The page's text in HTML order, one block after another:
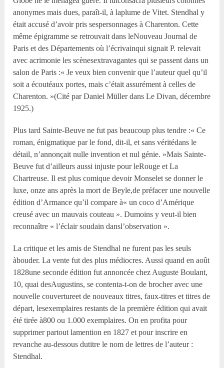
anonymes mais dues, paraît-il, à laplume de Vitet. Stendhal y
était accusé d’avoir pris sespersonnages à Charenton. Cette
même épigramme se retrouvait dans leNouveau Journal de
Paris et des Départements où l’écrivainqui signait P. relevait
avec acrimonie les scènesextravagantes qui se passent dans un
salon de Paris :« Je veux bien convenir que l’auteur quel qu’il
soit a écoutéaux portes, mais c’était assurément à celles de
Charenton. »(Cité par Daniel Müller dans Le Divan, décembre
1925.)
Plus tard Sainte-Beuve ne fut pas beaucoup plus tendre :« Ce
roman, énigmatique par le fond, dit-il, et sans véritédans le
détail, n’annonçait nulle invention et nul génie. »Mais Sainte-
Beuve fut d’ailleurs aussi injuste pour leRouge et La
Chartreuse. Il est plus comique devoir Monselet se donner le
luxe, onze ans après la mort de Beyle,de préfacer une nouvelle
édition d’Armance qu’il compare à« un coco d’Amérique
creusé avec un mauvais couteau ». Dumoins y veut-il bien
reconnaître « l’éclair soudain dansl’observation ».
La critique et les amis de Stendhal ne furent pas les seuls
àbouder. La vente fut des plus médiocres. Aussi quand en août
1828une seconde édition fut annoncée chez Auguste Boulant,
10, quai desAugustins, se contenta-t-on de brocher avec une
nouvelle couvertureet de nouveaux titres, faux-titres et titres de
départ, lesexemplaires restants de la première édition qui avait
été tirée à800 ou 1.000 exemplaires. On en profita pour
supprimer partout lamention en 1827 et pour inscrire en
revanche au-dessous dutitre le nom de lettres de l’auteur :
Stendhal.